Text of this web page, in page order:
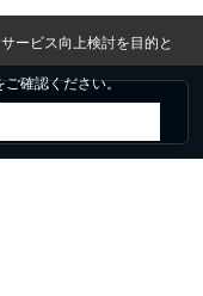
お問い合わせ
ービス向上検討を目的と
ご確認ください。